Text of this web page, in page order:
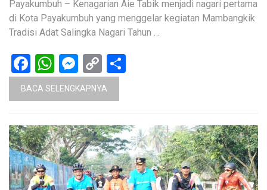
Payakumbuh – Kenagarian Aie Tabik menjadi nagari pertama
di Kota Payakumbuh yang menggelar kegiatan Mambangkik
Tradisi Adat Salingka Nagari Tahun …
Facebook
WhatsApp
Messenger
Copy
Link
BACA SELENGKAPNYA